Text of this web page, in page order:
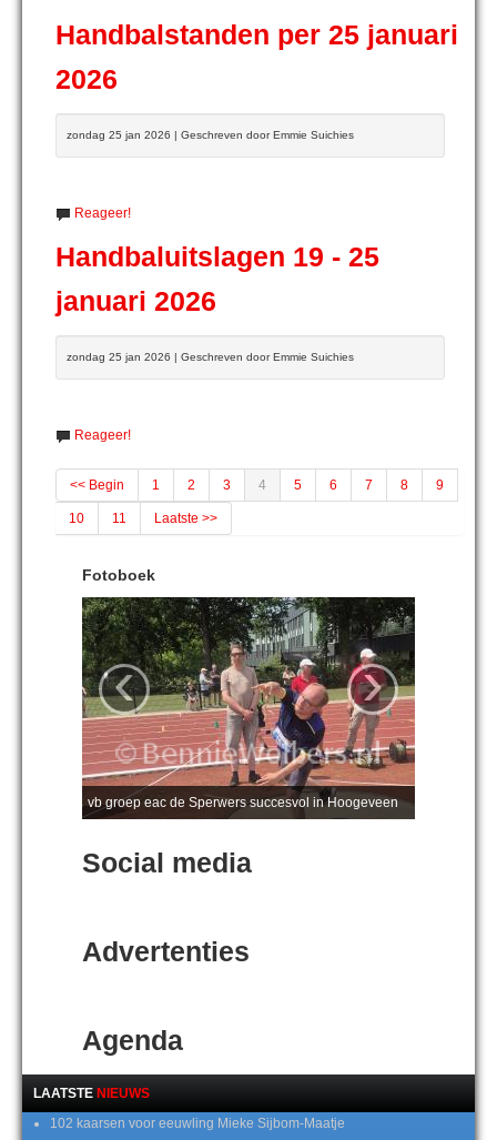
Handbalstanden per 25 januari
2026
zondag 25 jan 2026 | Geschreven door Emmie Suichies
Reageer!
Handbaluitslagen 19 - 25
januari 2026
zondag 25 jan 2026 | Geschreven door Emmie Suichies
Reageer!
<< Begin 1 2 3 4 5 6 7 8 9
10 11 Laatste >>
Fotoboek
vb groep eac de Sperwers succesvol in Hoogeveen
‹ ›
Social media
Advertenties
Agenda
LAATSTE NIEUWS
102 kaarsen voor eeuwling Mieke Sijbom-Maatje